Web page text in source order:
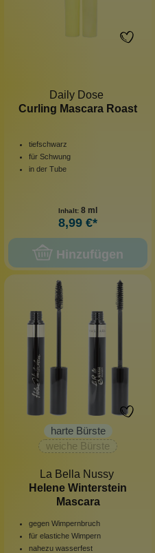
Daily Dose
Curling Mascara Roast
tiefschwarz
für Schwung
in der Tube
Inhalt: 8 ml
8,99 €*
Hinzufügen
harte Bürste
weiche Bürste
La Bella Nussy
Helene Winterstein
Mascara
gegen Wimpernbruch
für elastiche Wimpern
nahezu wasserfest